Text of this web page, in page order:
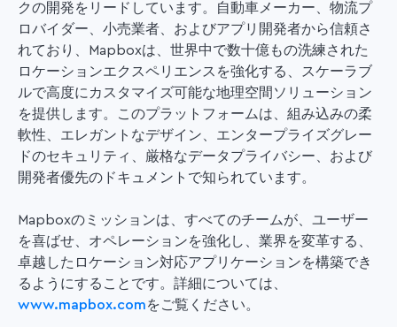
クの開発をリードしています。自動車メーカー、物流プ
ロバイダー、小売業者、およびアプリ開発者から信頼さ
れており、Mapboxは、世界中で数十億もの洗練された
ロケーションエクスペリエンスを強化する、スケーラブ
ルで高度にカスタマイズ可能な地理空間ソリューション
を提供します。このプラットフォームは、組み込みの柔
軟性、エレガントなデザイン、エンタープライズグレー
ドのセキュリティ、厳格なデータプライバシー、および
開発者優先のドキュメントで知られています。
Mapboxのミッションは、すべてのチームが、ユーザー
を喜ばせ、オペレーションを強化し、業界を変革する、
卓越したロケーション対応アプリケーションを構築でき
るようにすることです。詳細については、
www.mapbox.comをご覧ください。